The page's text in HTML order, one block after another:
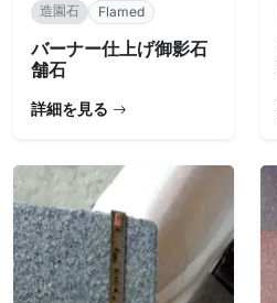
造園石 Flamed
バーナー仕上げ御影石
舗石
詳細を見る